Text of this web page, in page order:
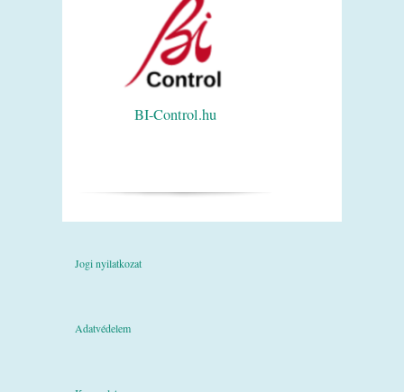
BI-Control.hu
Jogi nyilatkozat
Adatvédelem